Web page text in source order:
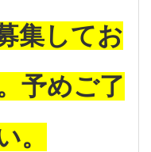
集してお
予めご了
。